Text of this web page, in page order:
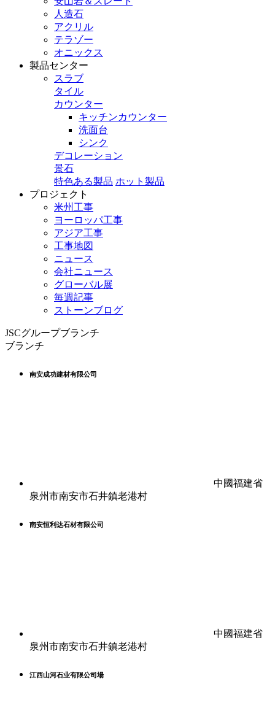
人造石
アクリル
テラゾー
オニックス
製品センター
スラブ
タイル
カウンター
キッチンカウンター
洗面台
シンク
デコレーション
景石
特色ある製品 ホット製品
プロジェクト
米州工事
ヨーロッパ工事
アジア工事
工事地図
ニュース
会社ニュース
グローバル展
毎週記事
ストーンブログ
JSCグループブランチ
ブランチ
南安成功建材有限公司
中國福建省
泉州市南安市石井鎮老港村
南安恒利达石材有限公司
中國福建省
泉州市南安市石井鎮老港村
江西山河石业有限公司場